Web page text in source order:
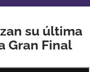
su última
Gran Final